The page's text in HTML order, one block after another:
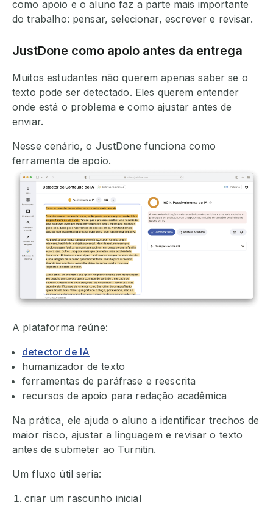
como apoio e o aluno faz a parte mais importante
do trabalho: pensar, selecionar, escrever e revisar.
JustDone como apoio antes da entrega
Muitos estudantes não querem apenas saber se o
texto pode ser detectado. Eles querem entender
onde está o problema e como ajustar antes de
enviar.
Nesse cenário, o JustDone funciona como
ferramenta de apoio.
A plataforma reúne:
detector de IA
humanizador de texto
ferramentas de paráfrase e reescrita
recursos de apoio para redação acadêmica
Na prática, ele ajuda o aluno a identificar trechos de
maior risco, ajustar a linguagem e revisar o texto
antes de submeter ao Turnitin.
Um fluxo útil seria:
criar um rascunho inicial